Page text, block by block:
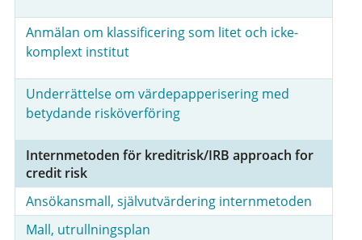
Anmälan om klassificering som litet och icke-
komplext institut
Underrättelse om värdepapperisering med
betydande risköverföring
Internmetoden för kreditrisk/IRB approach for
credit risk
Ansökansmall, självutvärdering internmetoden
Mall, utrullningsplan